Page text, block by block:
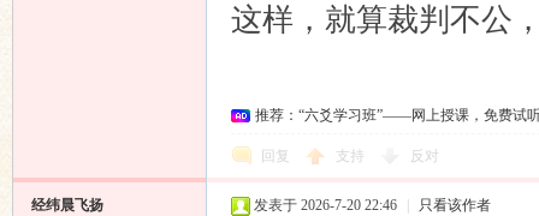
这样，就算裁判不公
推荐：“六爻学习班”——网上授课，免费试
回复 支持 反对
经纬晨飞扬 发表于 2026-7-20 22:46 只看该作者